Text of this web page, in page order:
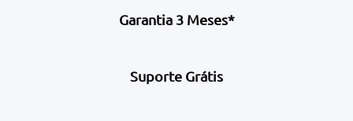
Garantia 3 Meses*
Suporte Grátis